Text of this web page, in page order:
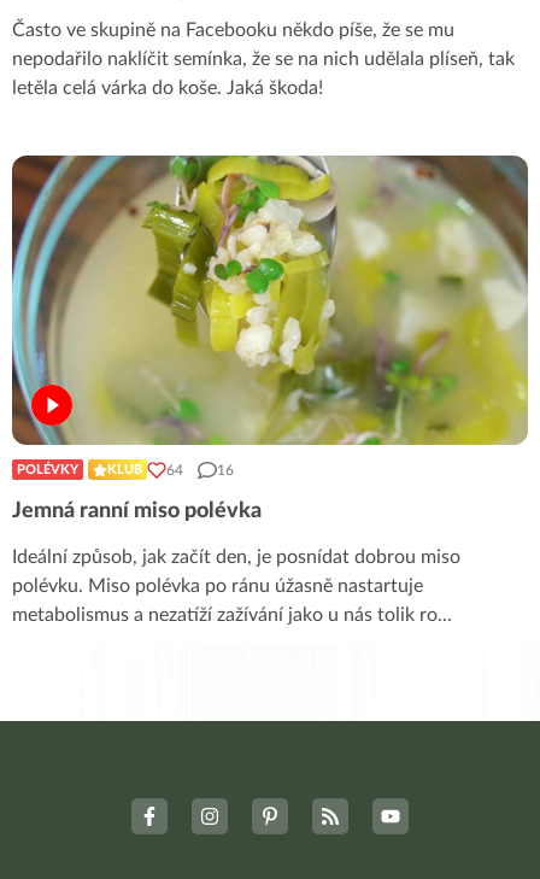
Často ve skupině na Facebooku někdo píše, že se mu
nepodařilo naklíčit semínka, že se na nich udělala plíseň, tak
letěla celá várka do koše. Jaká škoda!
POLÉVKY KLUB 64 16
Jemná ranní miso polévka
Ideální způsob, jak začít den, je posnídat dobrou miso
polévku. Miso polévka po ránu úžasně nastartuje
metabolismus a nezatíží zažívání jako u nás tolik ro...